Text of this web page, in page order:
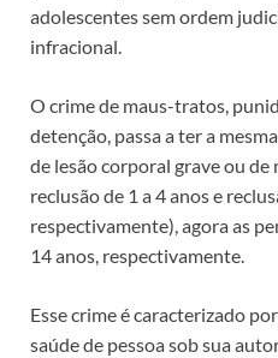
adolescentes sem ordem
infracional.
O crime de maus-tratos,
detenção, passa a ter a
de lesão corporal grave ou
reclusão de 1 a 4 anos e
respectivamente), agora as
14 anos, respectivamente.
Esse crime é caracterizado
saúde de pessoa sob sua